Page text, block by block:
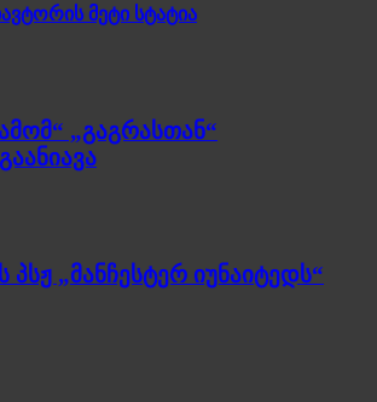
ავტორის მეტი სტატია
„გაგრასთან“
პსჟ „მანჩესტერ იუნაიტედს“